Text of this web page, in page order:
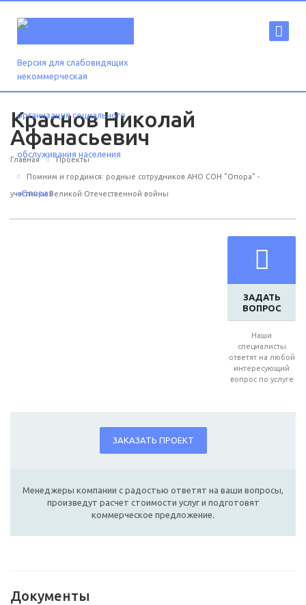
Версия для слабовидящих
Краснов Николай
Афанасьевич
Главная Проекты
Помним и гордимся: родные сотрудников АНО СОН "Опора" -
участники Великой Отечественной войны
ЗАДАТЬ
ВОПРОС
Наши
специалисты
ответят на любой
интересующий
вопрос по услуге
ЗАКАЗАТЬ ПРОЕКТ
Менеджеры компании с радостью ответят на ваши вопросы,
произведут расчет стоимости услуг и подготовят
коммерческое предложение.
Документы